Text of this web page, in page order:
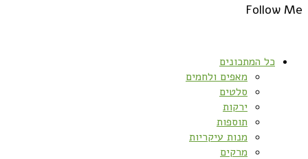
Follow Me
כל המתכונים
מאפים ולחמים
סלטים
ירקות
תוספות
מנות עיקריות
מרקים